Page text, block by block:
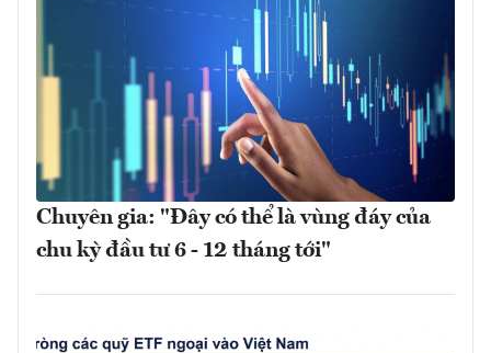
Chuyên gia: "Đây có thể là vùng đáy của
chu kỳ đầu tư 6 - 12 tháng tới"